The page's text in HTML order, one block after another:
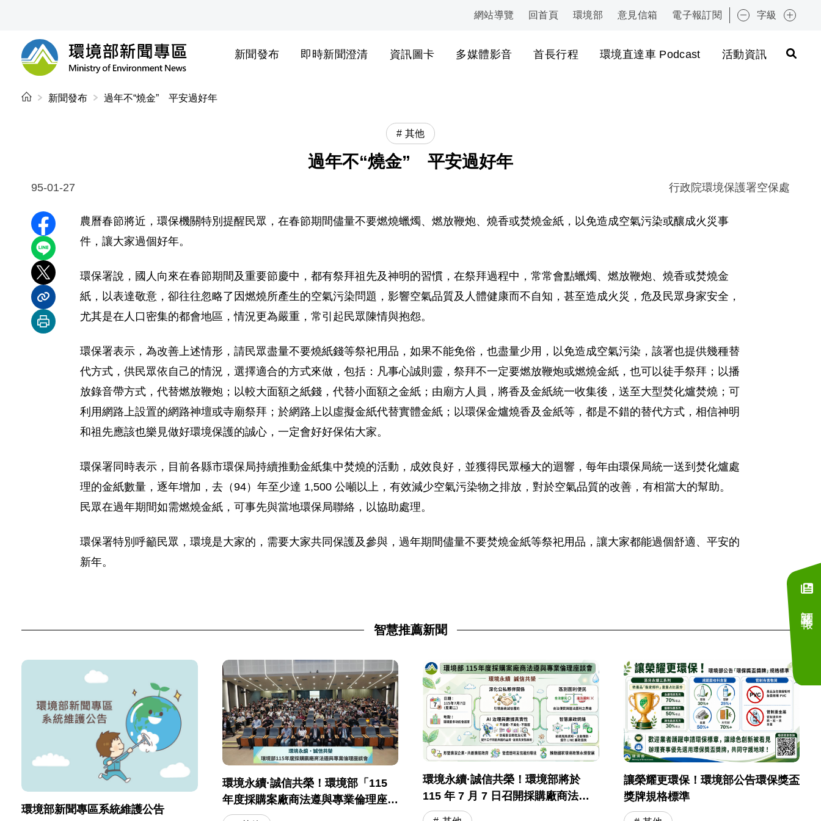
:::
網站導覽 回首頁 環境部 意見信箱 電子報訂閱 字級
環境部新聞專區
新聞發布 即時新聞澄清 資訊圖卡 多媒體影音 首長行程 環境直達車 Podcast 活動資訊
:::
新聞發布 過年不“燒金” 平安過好年
其他
過年不“燒金” 平安過好年
95-01-27 行政院環境保護署空保處
分享至 Facebook
分享到 LINE
分享到 X
分享內容連結
列印本頁
農曆春節將近，環保機關特別提醒民眾，在春節期間儘量不要燃燒蠟燭、燃放鞭炮、燒香或焚燒金紙，以免造成空氣污染或釀成火災事
件，讓大家過個好年。
環保署說，國人向來在春節期間及重要節慶中，都有祭拜祖先及神明的習慣，在祭拜過程中，常常會點蠟燭、燃放鞭炮、燒香或焚燒金
紙，以表達敬意，卻往往忽略了因燃燒所產生的空氣污染問題，影響空氣品質及人體健康而不自知，甚至造成火災，危及民眾身家安全，
尤其是在人口密集的都會地區，情況更為嚴重，常引起民眾陳情與抱怨。
環保署表示，為改善上述情形，請民眾盡量不要燒紙錢等祭祀用品，如果不能免俗，也盡量少用，以免造成空氣污染，該署也提供幾種替
代方式，供民眾依自己的情況，選擇適合的方式來做，包括：凡事心誠則靈，祭拜不一定要燃放鞭炮或燃燒金紙，也可以徒手祭拜；以播
放錄音帶方式，代替燃放鞭炮；以較大面額之紙錢，代替小面額之金紙；由廟方人員，將香及金紙統一收集後，送至大型焚化爐焚燒；可
利用網路上設置的網路神壇或寺廟祭拜；於網路上以虛擬金紙代替實體金紙；以環保金爐燒香及金紙等，都是不錯的替代方式，相信神明
和祖先應該也樂見做好環境保護的誠心，一定會好好保佑大家。
環保署同時表示，目前各縣市環保局持續推動金紙集中焚燒的活動，成效良好，並獲得民眾極大的迴響，每年由環保局統一送到焚化爐處
理的金紙數量，逐年增加，去（94）年至少達 1,500 公噸以上，有效減少空氣污染物之排放，對於空氣品質的改善，有相當大的幫助。
民眾在過年期間如需燃燒金紙，可事先與當地環保局聯絡，以協助處理。
環保署特別呼籲民眾，環境是大家的，需要大家共同保護及參與，過年期間儘量不要焚燒金紙等祭祀用品，讓大家都能過個舒適、平安的
新年。
智慧推薦新聞
環境部新聞專區系統維護公告
環境永續·誠信共榮！環境部「115
年度採購案廠商法遵與專業倫理座談
會」圓滿落幕
環境永續·誠信共榮！環境部將於
115 年 7 月 7 日召開採購廠商法遵
與專業倫理座談會
讓榮耀更環保！環境部公告環保獎盃
獎牌規格標準